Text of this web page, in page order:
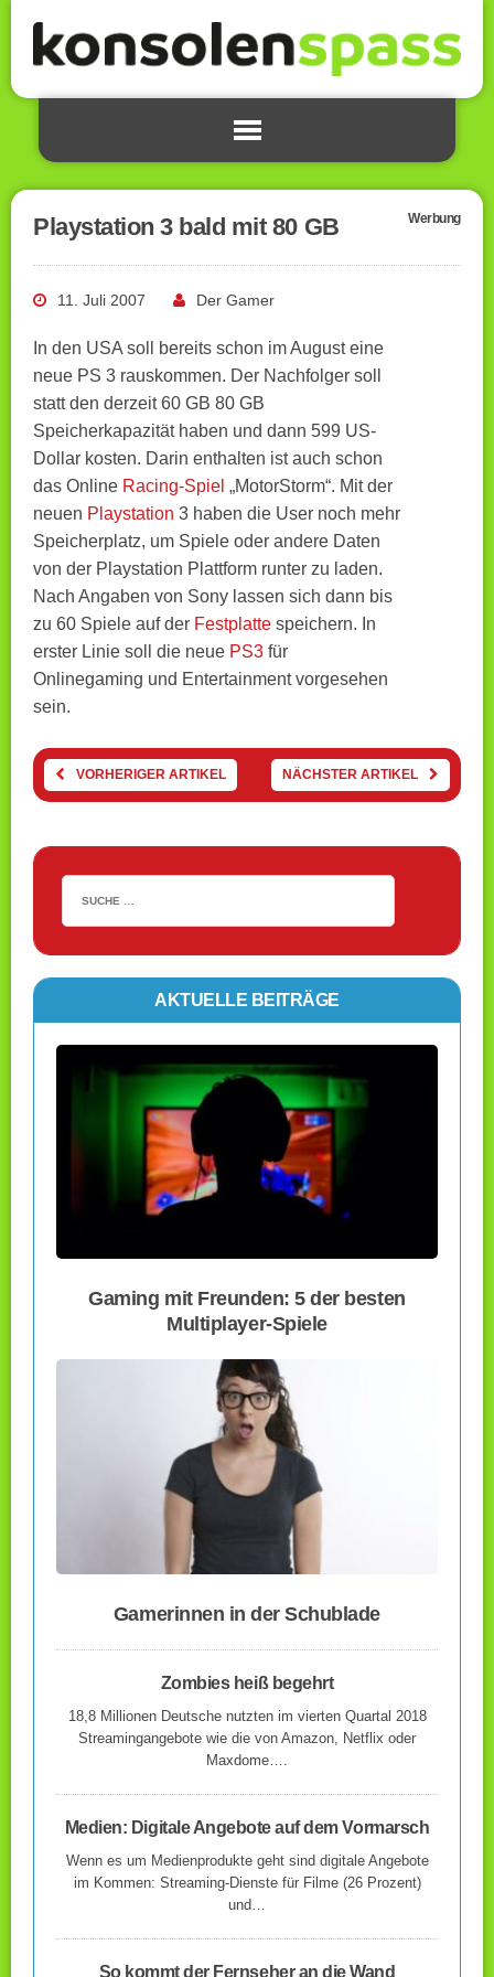
Playstation 3 bald mit 80 GB Werbung
11. Juli 2007 Der Gamer
In den USA soll bereits schon im August eine
neue PS 3 rauskommen. Der Nachfolger soll
statt den derzeit 60 GB 80 GB
Speicherkapazität haben und dann 599 US-
Dollar kosten. Darin enthalten ist auch schon
das Online Racing-Spiel „MotorStorm“. Mit der
neuen Playstation 3 haben die User noch mehr
Speicherplatz, um Spiele oder andere Daten
von der Playstation Plattform runter zu laden.
Nach Angaben von Sony lassen sich dann bis
zu 60 Spiele auf der Festplatte speichern. In
erster Linie soll die neue PS3 für
Onlinegaming und Entertainment vorgesehen
sein.
VORHERIGER ARTIKEL NÄCHSTER ARTIKEL
AKTUELLE BEITRÄGE
Gaming mit Freunden: 5 der besten
Multiplayer-Spiele
Gamerinnen in der Schublade
Zombies heiß begehrt
18,8 Millionen Deutsche nutzten im vierten Quartal 2018
Streamingangebote wie die von Amazon, Netflix oder
Maxdome….
Medien: Digitale Angebote auf dem Vormarsch
Wenn es um Medienprodukte geht sind digitale Angebote
im Kommen: Streaming-Dienste für Filme (26 Prozent)
und…
So kommt der Fernseher an die Wand